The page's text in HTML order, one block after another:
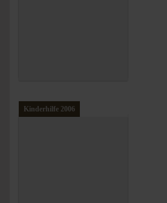
Kinderhilfe 2006